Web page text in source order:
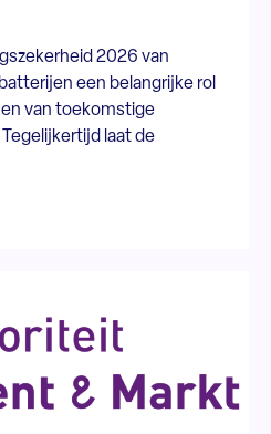
2026 van
een belangrijke rol
van toekomstige
laat de